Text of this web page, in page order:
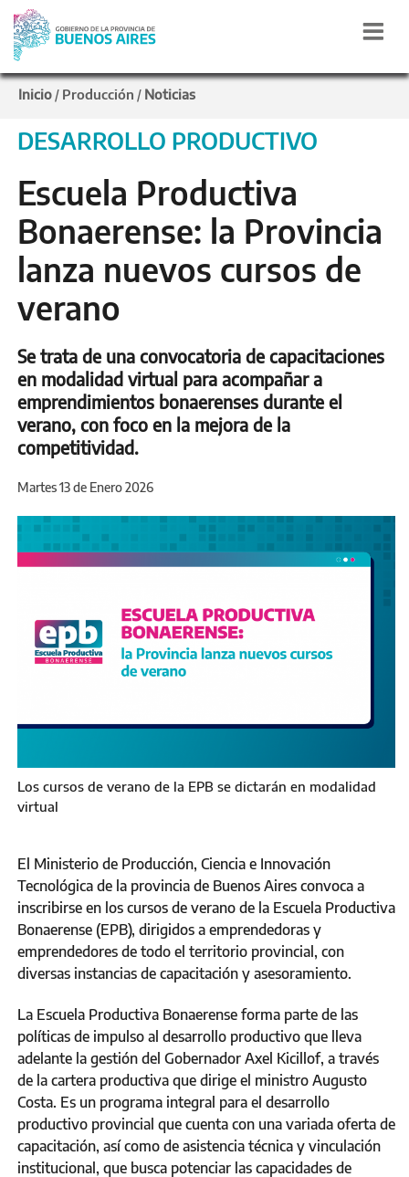
Inicio / Producción / Noticias
DESARROLLO PRODUCTIVO
Escuela Productiva
Bonaerense: la Provincia
lanza nuevos cursos de
verano
Se trata de una convocatoria de capacitaciones
en modalidad virtual para acompañar a
emprendimientos bonaerenses durante el
verano, con foco en la mejora de la
competitividad.
Martes 13 de Enero 2026
Los cursos de verano de la EPB se dictarán en modalidad
virtual
El Ministerio de Producción, Ciencia e Innovación
Tecnológica de la provincia de Buenos Aires convoca a
inscribirse en los cursos de verano de la Escuela Productiva
Bonaerense (EPB), dirigidos a emprendedoras y
emprendedores de todo el territorio provincial, con
diversas instancias de capacitación y asesoramiento.
La Escuela Productiva Bonaerense forma parte de las
políticas de impulso al desarrollo productivo que lleva
adelante la gestión del Gobernador Axel Kicillof, a través
de la cartera productiva que dirige el ministro Augusto
Costa. Es un programa integral para el desarrollo
productivo provincial que cuenta con una variada oferta de
capacitación, así como de asistencia técnica y vinculación
institucional, que busca potenciar las capacidades de